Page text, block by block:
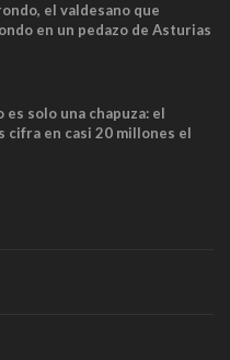
el valdesano que
en un pedazo de Asturias
es solo una chapuza: el
cifra en casi 20 millones el
que no cabían por los